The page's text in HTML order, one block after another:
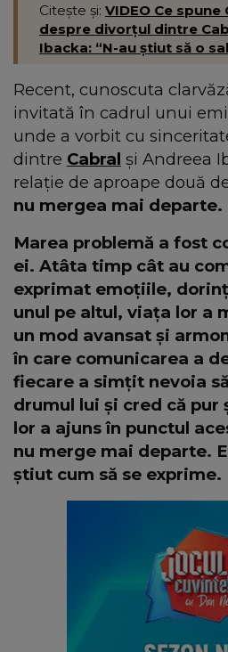
Citește și: VIDEO Ce spune
despre divorțul dintre
Ibacka: “N-au știut să o
Recent, cunoscuta
invitată în cadrul unui
unde a vorbit cu
dintre Cabral și Andreea
relație de aproape două
nu mergea mai departe.
Marea problemă a fost
ei. Atâta timp cât au
exprimat emoțiile,
unul pe altul, viața lor a
un mod avansat și
în care comunicarea a
fiecare a simțit nevoia
drumul lui și cred că pur
lor a ajuns în punctul
nu merge mai departe.
știut cum să se exprime.